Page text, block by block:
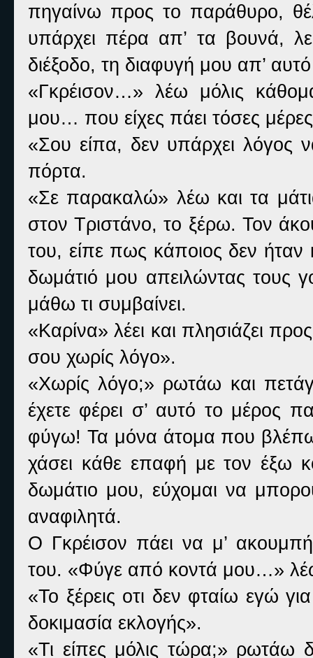
πηγαίνω προς το παράθυρο,
υπάρχει πέρα απ’ τα βουνά,
διέξοδο, τη διαφυγή μου απ’
«Γκρέισον…» λέω μόλις
μου… που είχες πάει τόσες
«Σου είπα, δεν υπάρχει λόγος
πόρτα.
«Σε παρακαλώ» λέω και τα
στον Τριστάνο, το ξέρω. Τον
του, είπε πως κάποιος δεν
δωμάτιό μου απειλώντας τους
μάθω τι συμβαίνει.
«Καρίνα» λέει και πλησιάζει
σου χωρίς λόγο».
«Χωρίς λόγο;» ρωτάω και
έχετε φέρει σ’ αυτό το μέρος
φύγω! Τα μόνα άτομα που βλέπω
χάσει κάθε επαφή με τον έξω
δωμάτιο μου, εύχομαι να
αναφιλητά.
Ο Γκρέισον πάει να μ’
του. «Φύγε από κοντά μου…»
«Το ξέρεις οτι δεν φταίω εγώ
δοκιμασία εκλογής».
«Τι είπες μόλις τώρα;» ρωτάω